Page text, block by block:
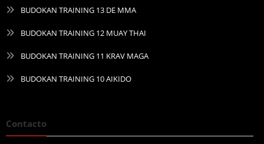
BUDOKAN TRAINING 13 DE MMA
BUDOKAN TRAINING 12 MUAY THAI
BUDOKAN TRAINING 11 KRAV MAGA
BUDOKAN TRAINING 10 AIKIDO
Contacto